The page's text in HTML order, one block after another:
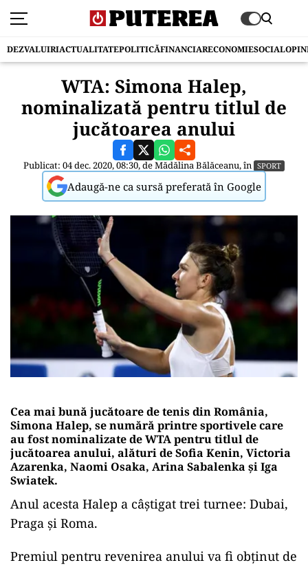
DEZVALUIRIACTUALITATEPOLITICĂFINANCIARECONOMIESOCIAL
WTA: Simona Halep,
nominalizată pentru titlul de
jucătoarea anului
Publicat: 04 dec. 2020, 08:30, deMădălina Bălăceanu, în SPORT
Adaugă-ne ca sursă preferată în Google
Cea mai bună jucătoare de tenis din România,
Simona Halep, se numără printre sportivele care
au fost nominalizate de WTA pentru titlul de
jucătoarea anului, alături de Sofia Kenin, Victoria
Azarenka, Naomi Osaka, Arina Sabalenka şi Iga
Swiatek.
Anul acesta Halep a câștigat trei turnee: Dubai,
Praga și Roma.
Premiul pentru revenirea anului va fi obţinut de